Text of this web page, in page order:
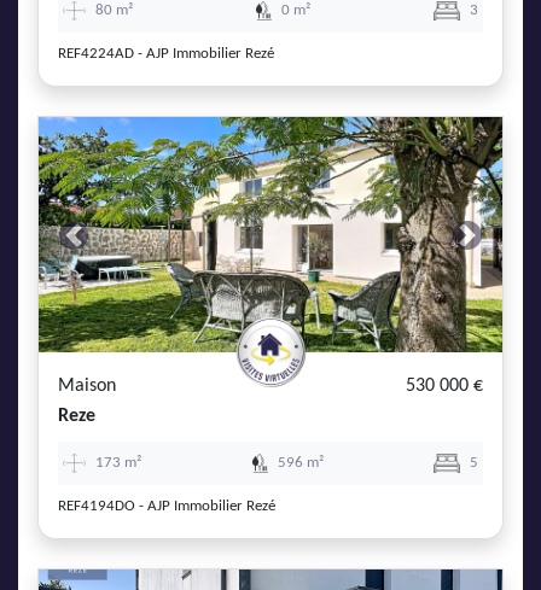
80 m² 0 m² 3
REF4224AD - AJP Immobilier Rezé
Previous Next
Maison
530 000 €
Reze
173 m² 596 m² 5
REF4194DO - AJP Immobilier Rezé